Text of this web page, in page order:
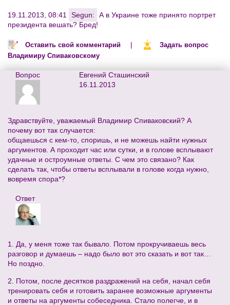
19.11.2013, 08:41 Segun:
А в Украине тоже принято портрет
президента вешать? Бред!
Оставить свой комментарий |
Задать вопрос
Владимиру Спиваковскому
Вопрос
Евгений Сташинский
16.11.2013
Здравствуйте, уважаемый Владимир Спиваковский? А
почему вот так случается:
общаешься с кем-то, споришь, и не можешь найти нужных
аргументов. А проходит час или сутки, и в голове всплывают
удачные и остроумные ответы. С чем это связано? Как
сделать так, чтобы ответы всплывали в голове когда нужно,
вовремя спора*?
Ответ
1. Да, у меня тоже так бывало. Потом прокручиваешь весь
разговор и думаешь – надо было вот это сказать и вот так…
Но поздно.
2. Потом, после десятков раздражений на себя, начал себя
тренировать себя и готовить заранее возможные аргументы
и ответы на аргументы собеседника. Стало полегче, и в